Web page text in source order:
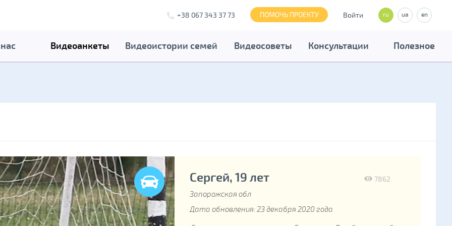
+38 067 343 37 73 ПОМОЧЬ ПРОЕКТУ Войти ru ua en
Видеоанкеты Видеоистории семей Видеосоветы Консультации Полезное
7862
Сергей, 19 лет
Запорожская обл
Дата обновления: 23 декабря 2020 года